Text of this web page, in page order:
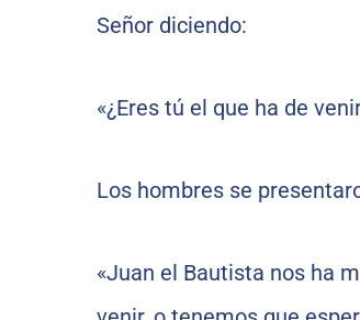
Señor diciendo:
«¿Eres tú el que ha de
Los hombres se
«Juan el Bautista nos ha